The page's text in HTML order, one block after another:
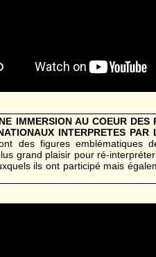
IMMERSION AU COEUR
INTERPRETES
des figures emblématiques
grand plaisir pour ré-
ils ont participé mais